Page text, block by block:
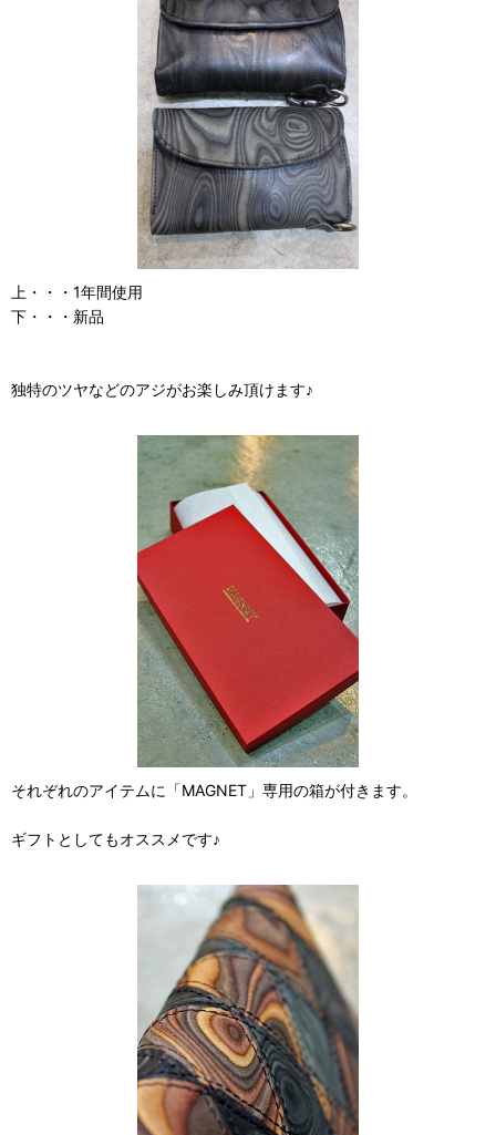
上・・・1年間使用
下・・・新品
独特のツヤなどのアジがお楽しみ頂けます♪
それぞれのアイテムに「MAGNET」専用の箱が付きます。
ギフトとしてもオススメです♪